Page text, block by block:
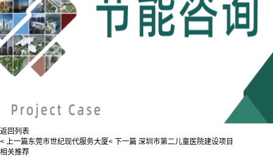
返回列表
< 上一篇东莞市世纪现代服务大厦< 下一篇 深圳市第二儿童医院建设项目
相关推荐